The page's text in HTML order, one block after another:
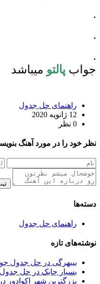
.
.
.
جواب پالتو میباشد
راهنمای حل جدول
12 ژانویه 2020
0 نظر
نظر خود را در مورد آهنگ
دسته‌ها
راهنمای حل جدول
نوشته‌های تازه
بیبهرگی در حل جدول
بسیار چابک در حل
بزرگترین شهر اکوادور